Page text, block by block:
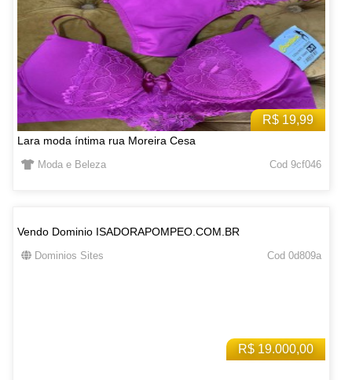
R$ 19,99
Lara moda íntima rua Moreira Cesa
Moda e Beleza Cod 9cf046
R$ 19.000,00
Vendo Dominio ISADORAPOMPEO.COM.BR
Dominios Sites Cod 0d809a